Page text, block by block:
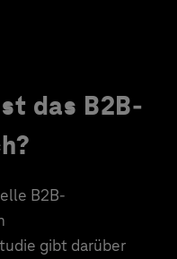
das B2B-
B2B-
gibt darüber